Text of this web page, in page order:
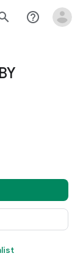
help_outline